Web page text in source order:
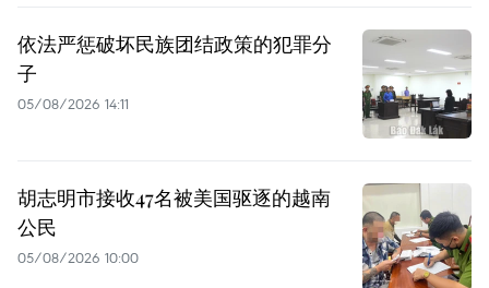
依法严惩破坏民族团结政策的犯罪分
子
05/08/2026 14:11
胡志明市接收47名被美国驱逐的越南
公民
05/08/2026 10:00